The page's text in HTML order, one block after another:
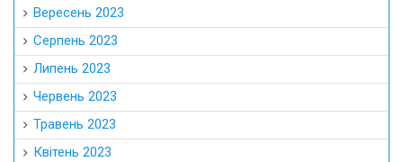
Вересень 2023
Серпень 2023
Липень 2023
Червень 2023
Травень 2023
Квітень 2023